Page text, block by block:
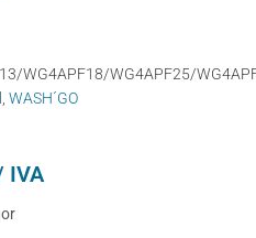
WG4APF18/WG4APF25/
WASH´GO
IVA